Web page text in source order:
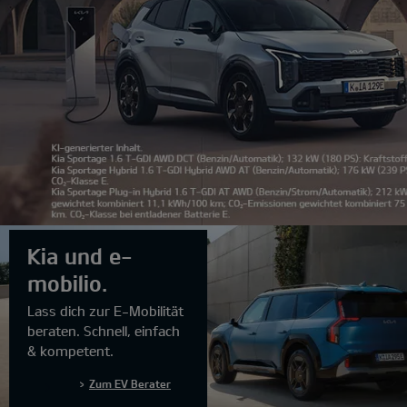
3
4
Kia und e-
mobilio.
Lass dich zur E-Mobilität
beraten. Schnell, einfach
& kompetent.
Zum EV Berater